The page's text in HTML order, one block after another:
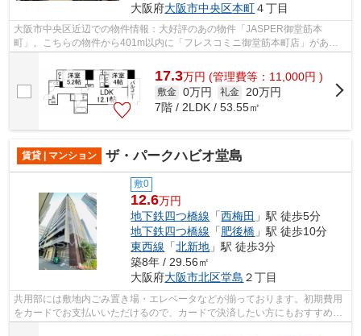
大阪府大阪市中央区本町４丁目
大阪市中央区近辺での物件情報：大好評のあの物件「JASPER御堂筋本
町」。こちらの物件から401m以内に「フレスコミニ御堂筋本町店」があり
17.3万円 (管理費等：11,000円 )
敷金 0万円 礼金
20万円
7階 / 2LDK / 53.55㎡
賃貸 | マンション ザ・パークハビオ堂島
敷0
12.6万円
地下鉄四つ橋線 「西梅田 」駅 徒歩5分
地下鉄四つ橋線 「肥後橋 」駅 徒歩10分
東西線 「北新地 」駅 徒歩3分
築8年 / 29.56㎡
大阪府大阪市北区堂島 ２丁目
共用部には敷地内ごみ置き場・エレベータなどが揃っております。初期費用
をカードでお支払いいただけるので、カードで決済したい方にもおすすめで